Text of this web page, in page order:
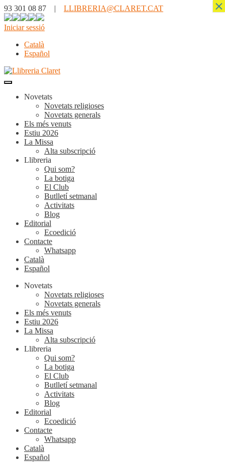
93 301 08 87 | LLIBRERIA@CLARET.CAT
Iniciar sessió
Català
Español
Novetats
Novetats religioses
Novetats generals
Els més venuts
Estiu 2026
La Missa
Alta subscripció
Llibreria
Qui som?
La botiga
El Club
Butlletí setmanal
Activitats
Blog
Editorial
Ecoedició
Contacte
Whatsapp
Català
Español
Novetats
Novetats religioses
Novetats generals
Els més venuts
Estiu 2026
La Missa
Alta subscripció
Llibreria
Qui som?
La botiga
El Club
Butlletí setmanal
Activitats
Blog
Editorial
Ecoedició
Contacte
Whatsapp
Català
Español
×